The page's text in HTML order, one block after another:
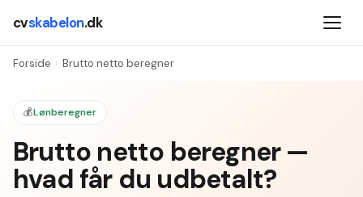
cvskabelon.dk
Forside › Brutto netto beregner
💰Lønberegner
Brutto netto beregner —
hvad får du udbetalt?